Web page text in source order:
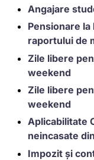
Angajare
Pensionare
raportului de
Zile libere
weekend
Zile libere
weekend
Aplicabilitate
neincasate
Impozit și